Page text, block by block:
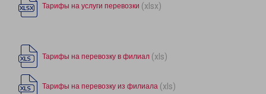
Тарифы на услуги перевозки (xlsx)
Тарифы на перевозку в филиал (xls)
Тарифы на перевозку из филиала (xls)